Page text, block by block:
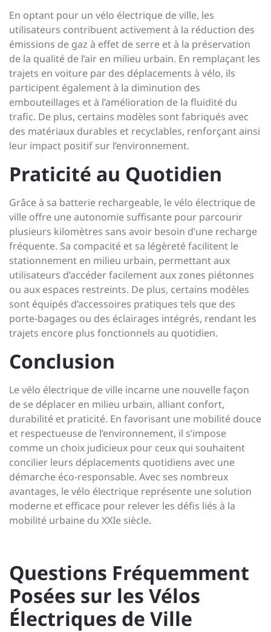
En optant pour un vélo électrique de ville, les
utilisateurs contribuent activement à la réduction des
émissions de gaz à effet de serre et à la préservation
de la qualité de l’air en milieu urbain. En remplaçant les
trajets en voiture par des déplacements à vélo, ils
participent également à la diminution des
embouteillages et à l’amélioration de la fluidité du
trafic. De plus, certains modèles sont fabriqués avec
des matériaux durables et recyclables, renforçant ainsi
leur impact positif sur l’environnement.
Praticité au Quotidien
Grâce à sa batterie rechargeable, le vélo électrique de
ville offre une autonomie suffisante pour parcourir
plusieurs kilomètres sans avoir besoin d’une recharge
fréquente. Sa compacité et sa légèreté facilitent le
stationnement en milieu urbain, permettant aux
utilisateurs d’accéder facilement aux zones piétonnes
ou aux espaces restreints. De plus, certains modèles
sont équipés d’accessoires pratiques tels que des
porte-bagages ou des éclairages intégrés, rendant les
trajets encore plus fonctionnels au quotidien.
Conclusion
Le vélo électrique de ville incarne une nouvelle façon
de se déplacer en milieu urbain, alliant confort,
durabilité et praticité. En favorisant une mobilité douce
et respectueuse de l’environnement, il s’impose
comme un choix judicieux pour ceux qui souhaitent
concilier leurs déplacements quotidiens avec une
démarche éco-responsable. Avec ses nombreux
avantages, le vélo électrique représente une solution
moderne et efficace pour relever les défis liés à la
mobilité urbaine du XXIe siècle.
Questions Fréquemment
Posées sur les Vélos
Électriques de Ville